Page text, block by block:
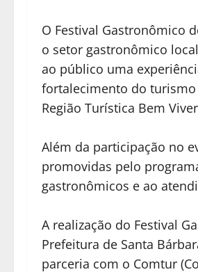
O Festival Gastronômico
o setor gastronômico
ao público uma
fortalecimento do
Região Turística Bem
Além da participação no
promovidas pelo
gastronômicos e ao
A realização do Festival
Prefeitura de Santa
parceria com o Comtur